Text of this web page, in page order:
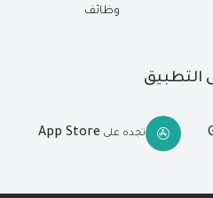
وظائف
التطبيق
تجده على App Store